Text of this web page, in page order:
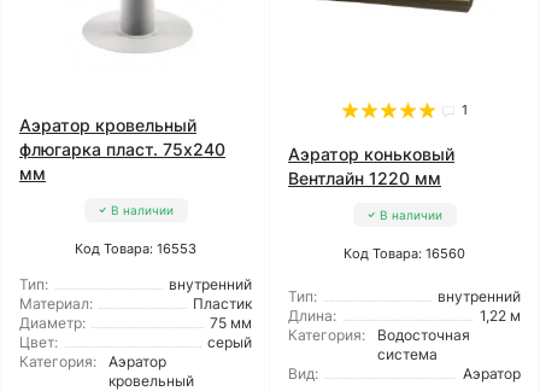
Аэратор кровельный
флюгарка пласт. 75х240
мм
В наличии
Код Товара: 16553
Тип:
внутренний
Материал:
Пластик
Диаметр:
75 мм
Цвет:
серый
Категория:
Аэратор
кровельный
1
Аэратор коньковый
Вентлайн 1220 мм
В наличии
Код Товара: 16560
Тип:
внутренний
Длина:
1,22 м
Категория:
Водосточная
система
Вид:
Аэратор